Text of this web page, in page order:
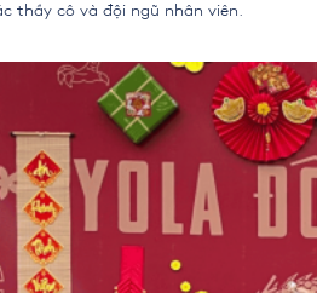
thầy cô và đội ngũ nhân viên.